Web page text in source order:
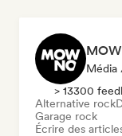
Média
> 13300
Alternative rock
Garage rock
Écrire des